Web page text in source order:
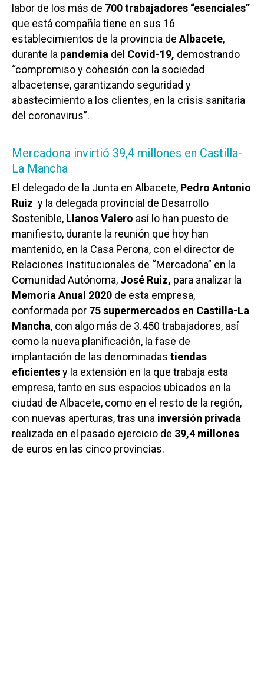
labor de los más de 700 trabajadores “esenciales”
que está compañía tiene en sus 16
establecimientos de la provincia de Albacete,
durante la pandemia del Covid-19, demostrando
“compromiso y cohesión con la sociedad
albacetense, garantizando seguridad y
abastecimiento a los clientes, en la crisis sanitaria
del coronavirus”.
Mercadona invirtió 39,4 millones en Castilla-
La Mancha
El delegado de la Junta en Albacete, Pedro Antonio
Ruiz y la delegada provincial de Desarrollo
Sostenible, Llanos Valero así lo han puesto de
manifiesto, durante la reunión que hoy han
mantenido, en la Casa Perona, con el director de
Relaciones Institucionales de “Mercadona” en la
Comunidad Autónoma, José Ruiz, para analizar la
Memoria Anual 2020 de esta empresa,
conformada por 75 supermercados en Castilla-La
Mancha, con algo más de 3.450 trabajadores, así
como la nueva planificación, la fase de
implantación de las denominadas tiendas
eficientesy la extensión en la que trabaja esta
empresa, tanto en sus espacios ubicados en la
ciudad de Albacete, como en el resto de la región,
con nuevas aperturas, tras una inversión privada
realizada en el pasado ejercicio de 39,4 millones
de euros en las cinco provincias.